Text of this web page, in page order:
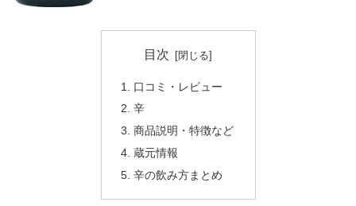
目次
口コミ・レビュー
辛
商品説明・特徴など
蔵元情報
辛の飲み方まとめ